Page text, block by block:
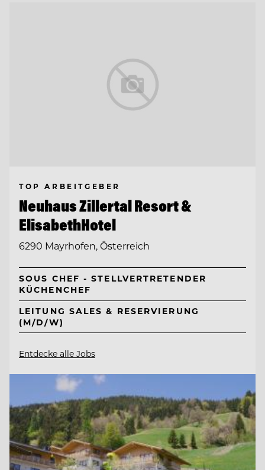
TOP ARBEITGEBER
Neuhaus Zillertal Resort &
ElisabethHotel
6290 Mayrhofen, Österreich
SOUS CHEF - STELLVERTRETENDER
KÜCHENCHEF
LEITUNG SALES & RESERVIERUNG
(M/D/W)
Entdecke alle Jobs